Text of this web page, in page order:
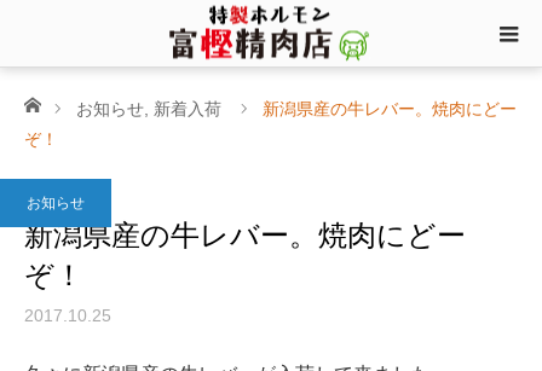
ホームお知らせ 新着入荷
新潟県産の牛レバー。焼肉にどー
ぞ！
お知らせ
新潟県産の牛レバー。焼肉にどー
ぞ！
2017.10.25